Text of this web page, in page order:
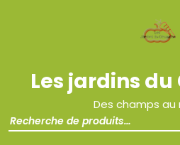
Les jardins
Des champs au